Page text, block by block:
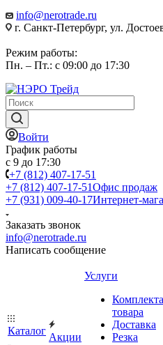
info@nerotrade.ru
г. Санкт-Петербург, ул.
Режим работы:
Пн. – Пт.: с 09:00 до 17:30
Войти
График работы
с 9 до 17:30
+7 (812) 407-17-51
+7 (812) 407-17-51Офис продаж
+7 (931) 009-40-17Интернет-
Заказать звонок
info@nerotrade.ru
Написать сообщение
Каталог
Акции
Услуги
товара
Доставка
Резка